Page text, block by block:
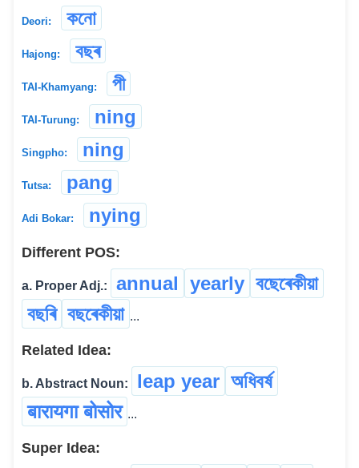
Deori: কনো
Hajong: বছৰ
TAI-Khamyang: পী
TAI-Turung: ning
Singpho: ning
Tutsa: pang
Adi Bokar: nying
Different POS:
a. Proper Adj.: annual yearly বছেৰেকীয়া
বছৰি বছৰেকীয়া ...
Related Idea:
b. Abstract Noun: leap year অধিবৰ্ষ
बारायगा बोसोर ...
Super Idea: